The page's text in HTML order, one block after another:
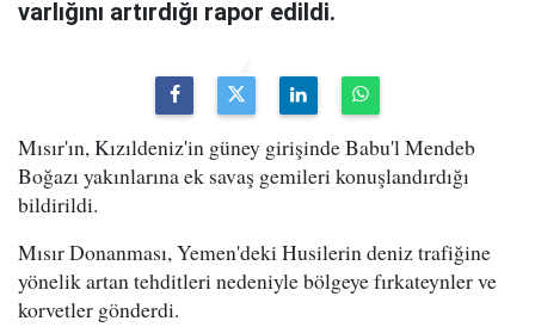
varlığını artırdığı rapor edildi.
Mısır'ın, Kızıldeniz'in güney girişinde Babu'l Mendeb
Boğazı yakınlarına ek savaş gemileri konuşlandırdığı
bildirildi.
Mısır Donanması, Yemen'deki Husilerin deniz trafiğine
yönelik artan tehditleri nedeniyle bölgeye fırkateynler ve
korvetler gönderdi.